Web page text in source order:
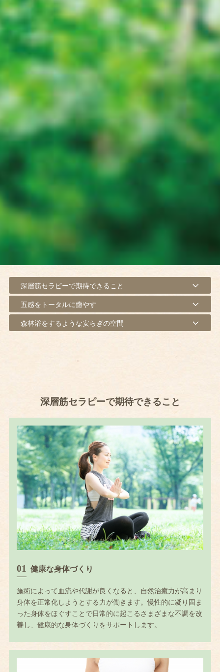
深層筋セラピーで期待できること
五感をトータルに癒やす
森林浴をするような安らぎの空間
深層筋セラピーで期待できること
健康な身体づくり
施術によって血流や代謝が良くなると、自然治癒力が高まり
身体を正常化しようとする力が働きます。慢性的に凝り固ま
った身体をほぐすことで日常的に起こるさまざまな不調を改
善し、健康的な身体づくりをサポートします。